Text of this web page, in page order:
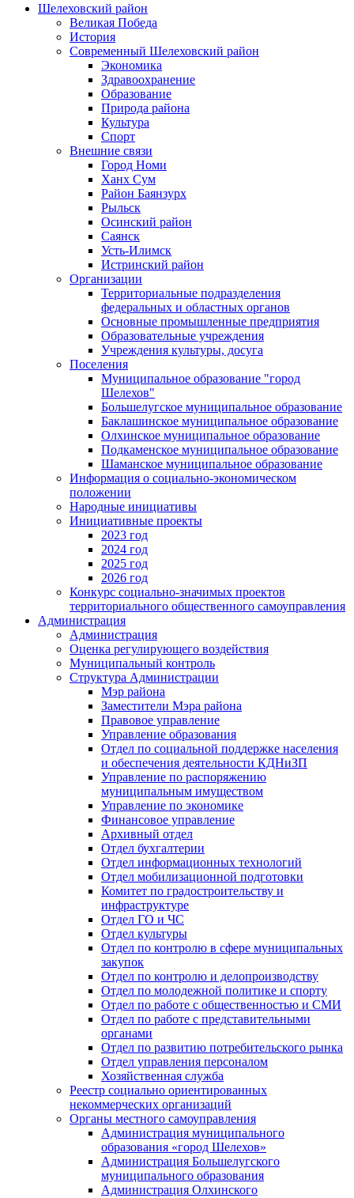
Шелеховский район
Великая Победа
История
Современный Шелеховский район
Экономика
Здравоохранение
Образование
Природа района
Культура
Спорт
Внешние связи
Город Номи
Ханх Сум
Район Баянзурх
Рыльск
Осинский район
Саянск
Усть-Илимск
Истринский район
Организации
Территориальные подразделения
федеральных и областных органов
Основные промышленные предприятия
Образовательные учреждения
Учреждения культуры, досуга
Поселения
Муниципальное образование "город
Шелехов"
Большелугское муниципальное образование
Баклашинское муниципальное образование
Олхинское муниципальное образование
Подкаменское муниципальное образование
Шаманское муниципальное образование
Информация о социально-экономическом
положении
Народные инициативы
Инициативные проекты
2023 год
2024 год
2025 год
2026 год
Конкурс социально-значимых проектов
территориального общественного самоуправления
Администрация
Администрация
Оценка регулирующего воздействия
Муниципальный контроль
Структура Администрации
Мэр района
Заместители Мэра района
Правовое управление
Управление образования
Отдел по социальной поддержке населения
и обеспечения деятельности КДНиЗП
Управление по распоряжению
муниципальным имуществом
Управление по экономике
Финансовое управление
Архивный отдел
Отдел бухгалтерии
Отдел информационных технологий
Отдел мобилизационной подготовки
Комитет по градостроительству и
инфраструктуре
Отдел ГО и ЧС
Отдел культуры
Отдел по контролю в сфере муниципальных
закупок
Отдел по контролю и делопроизводству
Отдел по молодежной политике и спорту
Отдел по работе с общественностью и СМИ
Отдел по работе с представительными
органами
Отдел по развитию потребительского рынка
Отдел управления персоналом
Хозяйственная служба
Реестр социально ориентированных
некоммерческих организаций
Органы местного самоуправления
Администрация муниципального
образования «город Шелехов»
Администрация Большелугского
муниципального образования
Администрация Олхинского